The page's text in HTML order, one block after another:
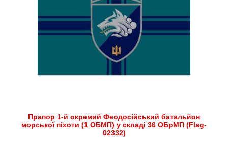
Прапор 1-й окремий Феодосійський батальйон
морської піхоти (1 ОБМП) у складі 36 ОБрМП (Flag-
02332)